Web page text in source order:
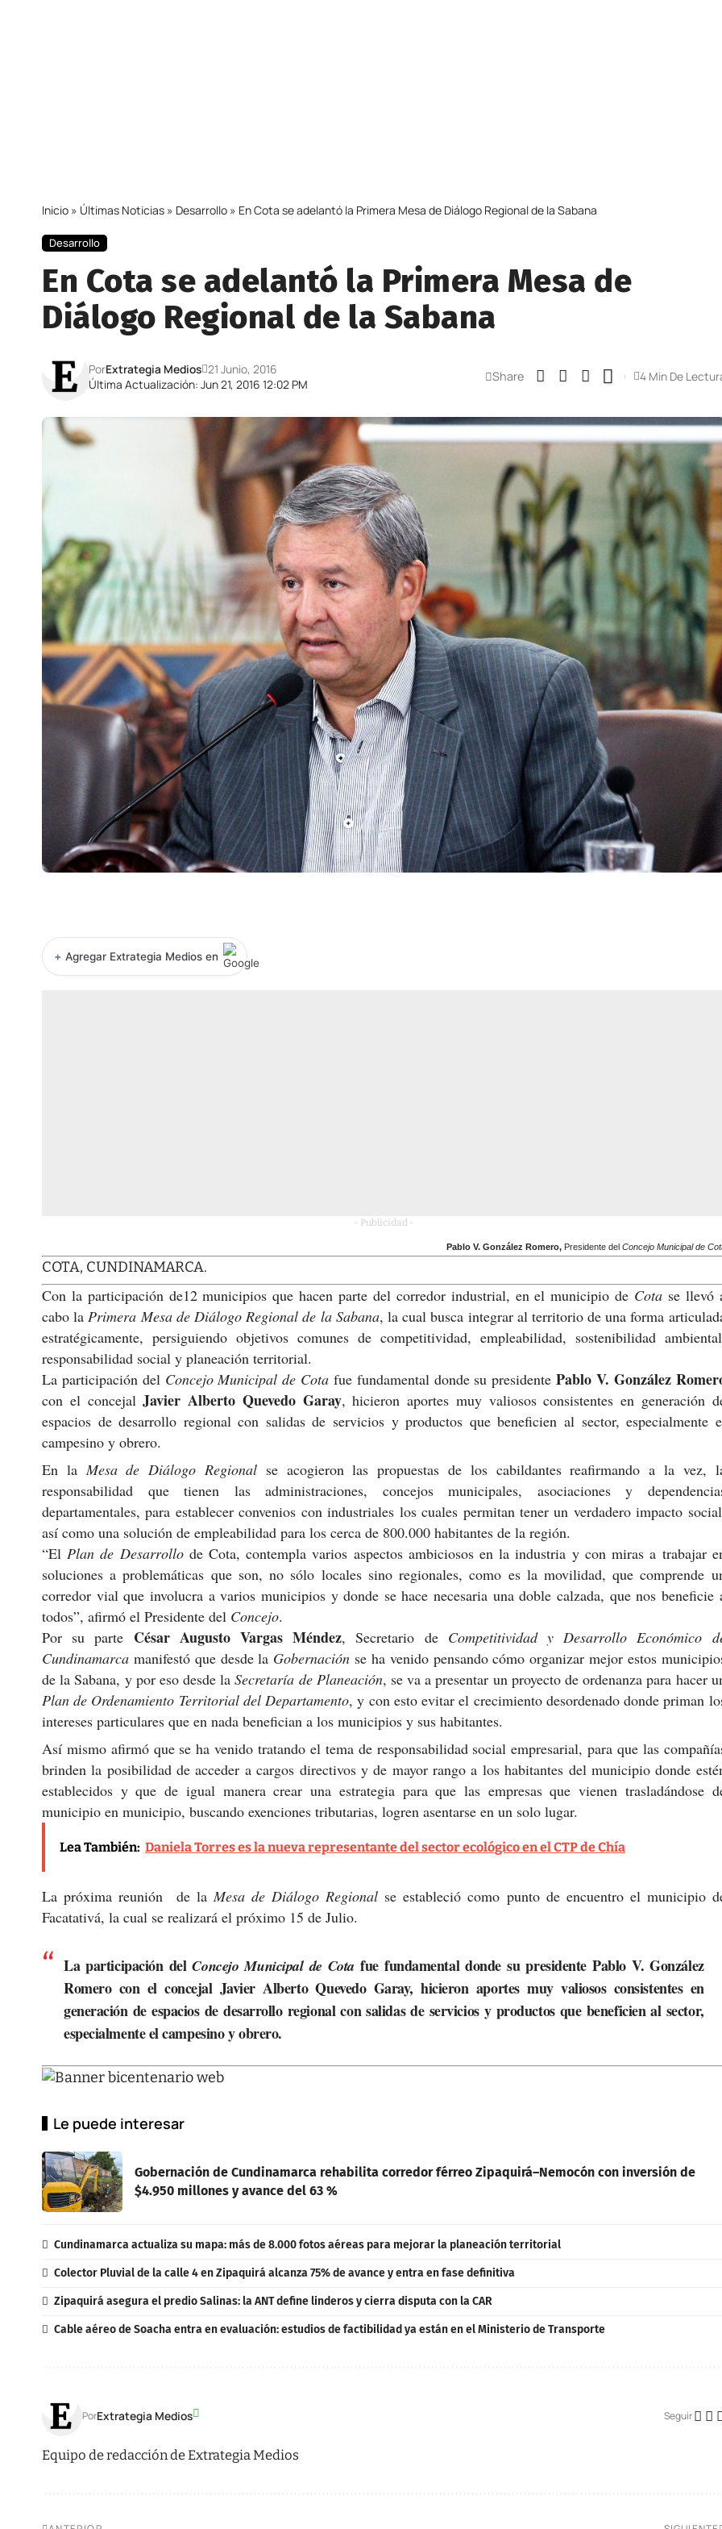
Inicio » Últimas Noticias » Desarrollo » En Cota se adelantó la Primera Mesa de Diálogo Regional de la Sabana
Desarrollo
En Cota se adelantó la Primera Mesa de
Diálogo Regional de la Sabana
Última Actualización: Jun 21, 2016 12:02 PM
PorExtrategia Medios 21 Junio, 2016 Share 4 Min De
+ Agregar Extrategia Medios en
- Publicidad -
Pablo V. González Romero, Presidente del Concejo Municipal de
COTA, CUNDINAMARCA.
Con la participación de12 municipios que hacen parte del corredor industrial, en el municipio de Cota se llevó
cabo laPrimera Mesa de Diálogo Regional de la Sabana, la cual busca integrar al territorio de una forma
estratégicamente, persiguiendo objetivos comunes de competitividad, empleabilidad, sostenibilidad
responsabilidad social y planeación territorial.
La participación del Concejo Municipal de Cota fue fundamental donde su presidentePablo V. González
con el concejalJavier Alberto Quevedo Garay, hicieron aportes muy valiosos consistentes en generación
espacios de desarrollo regional con salidas de servicios y productos que beneficien al sector, especialmente
campesino y obrero.
En laMesa de Diálogo Regional se acogieron las propuestas de los cabildantes reafirmando a la vez,
responsabilidad que tienen las administraciones, concejos municipales, asociaciones y
departamentales, para establecer convenios con industriales los cuales permitan tener un verdadero impacto
así como una solución de empleabilidad para los cerca de 800.000 habitantes de la región.
“ElPlan de Desarrollode Cota, contempla varios aspectos ambiciosos en la industria y con miras a trabajar
soluciones a problemáticas que son, no sólo locales sino regionales, como es la movilidad, que comprende
corredor vial que involucra a varios municipios y donde se hace necesaria una doble calzada, que nos beneficie
todos”, afirmó el Presidente del Concejo.
Por su parte César Augusto Vargas Méndez, Secretario de Competitividad y Desarrollo Económico
Cundinamarca manifestó que desde la Gobernación se ha venido pensando cómo organizar mejor estos
de la Sabana, y por eso desde laSecretaría de Planeación, se va a presentar un proyecto de ordenanza para hacer
Plan de Ordenamiento Territorial del Departamento, y con esto evitar el crecimiento desordenado donde priman
intereses particulares que en nada benefician a los municipios y sus habitantes.
Así mismo afirmó que se ha venido tratando el tema de responsabilidad social empresarial, para que las
brinden la posibilidad de acceder a cargos directivos y de mayor rango a los habitantes del municipio donde
establecidos y que de igual manera crear una estrategia para que las empresas que vienen trasladándose
municipio en municipio, buscando exenciones tributarias, logren asentarse en un solo lugar.
Lea También: Daniela Torres es la nueva representante del sector ecológico en el CTP de Chía
La próxima reunión de laMesa de Diálogo Regional se estableció como punto de encuentro el municipio
Facatativá, la cual se realizará el próximo 15 de Julio.
La participación delConcejo Municipal de Cota fue fundamental donde su presidentePablo V. González
Romerocon el concejal Javier Alberto Quevedo Garay, hicieron aportes muy valiosos consistentes en
generación de espacios de desarrollo regional con salidas de servicios y productos que beneficien al sector,
especialmente el campesino y obrero.
Le puede interesar
Gobernación de Cundinamarca rehabilita corredor férreo Zipaquirá–Nemocón con inversión de
$4.950 millones y avance del 63 %
Cundinamarca actualiza su mapa: más de 8.000 fotos aéreas para mejorar la planeación territorial
Colector Pluvial de la calle 4 en Zipaquirá alcanza 75% de avance y entra en fase definitiva
Zipaquirá asegura el predio Salinas: la ANT define linderos y cierra disputa con la CAR
Cable aéreo de Soacha entra en evaluación: estudios de factibilidad ya están en el Ministerio de Transporte
PorExtrategia Medios Seguir
Equipo de redacción de Extrategia Medios